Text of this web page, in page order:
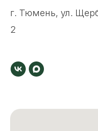
г. Тюмень, ул.
2